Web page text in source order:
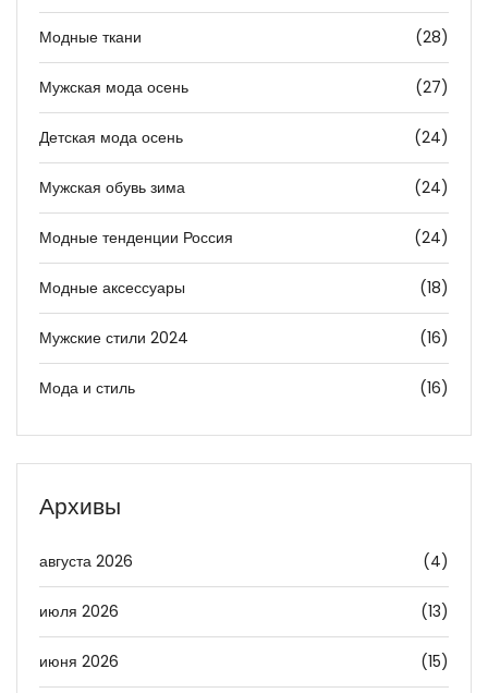
Модные ткани (28)
Мужская мода осень (27)
Детская мода осень (24)
Мужская обувь зима (24)
Модные тенденции Россия (24)
Модные аксессуары (18)
Мужские стили 2024 (16)
Мода и стиль (16)
Архивы
августа 2026 (4)
июля 2026 (13)
июня 2026 (15)